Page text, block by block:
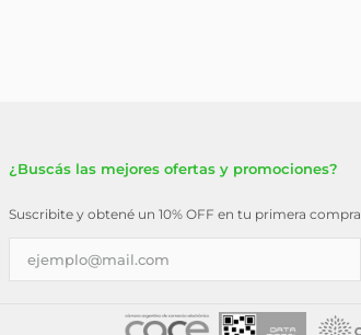
¿Buscás las mejores ofertas y promociones?
Suscribite y obtené un 10% OFF en tu primera compra